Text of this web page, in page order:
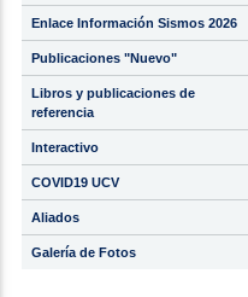
Enlace Información Sismos 2026
Publicaciones "Nuevo"
Libros y publicaciones de
referencia
Interactivo
COVID19 UCV
Aliados
Galería de Fotos